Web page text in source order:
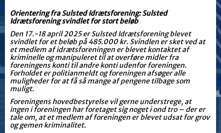
Orientering fra Sulsted Idrætsforening: Sulsted
Idrætsforening svindlet for stort beløb
Den 17.-18 april 2025 er Sulsted Idrætsforening blevet
svindlet for et beløb på 485.000 kr. Svindlen er sket ved at
et medlem af idrætsforeningen er blevet kontaktet af
kriminelle og manipuleret til at overføre midler fra
foreningens konti til andre konti udenfor foreningen.
Forholdet er politianmeldt og foreningen afsøger alle
muligheder for at få så mange af pengene tilbage som
muligt.
Foreningens hovedbestyrelse vil gerne understrege, at
ingen i foreningen har foretaget sig noget i ond tro – der er
tale om, at et medlem af foreningen er blevet udsat for grov
og gemen kriminalitet.